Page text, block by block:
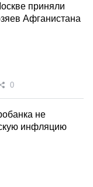
приняли
Афганистана
0
не
инфляцию